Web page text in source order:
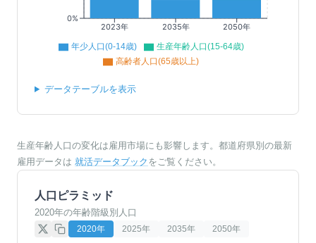
2023年 2035年 2050年
0%
年少人口(0-14歳)
生産年齢人口(15-64歳)
高齢者人口(65歳以上)
データテーブルを表示
生産年齢人口の変化は雇用市場にも影響します。都道府県別の最新
雇用データは 就活データブック をご覧ください。
人口ピラミッド
2020年の年齢階級別人口
2020年 2025年 2035年 2050年